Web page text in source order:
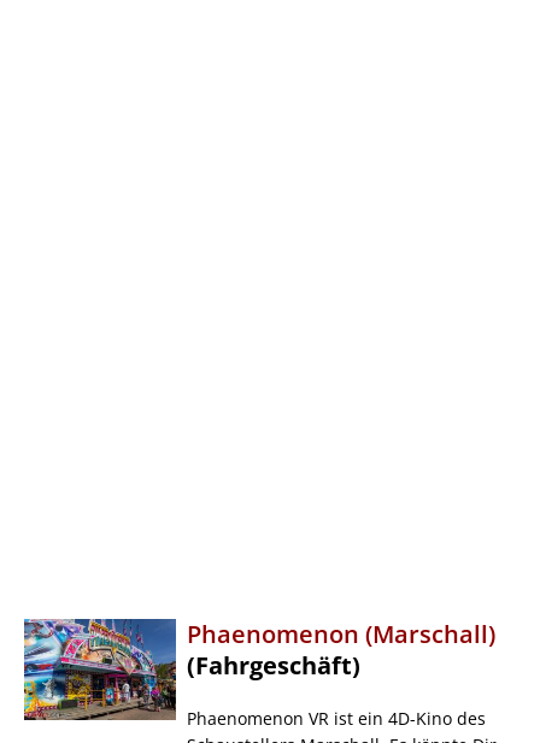
Phaenomenon (Marschall)
(Fahrgeschäft)
Phaenomenon VR ist ein 4D-Kino des